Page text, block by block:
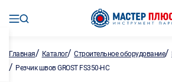
Главная/ Каталог/Строительное оборудование/
/ Резчик швов GROST FS350-HC